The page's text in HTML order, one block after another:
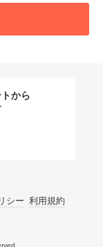
から
シー 利用規約